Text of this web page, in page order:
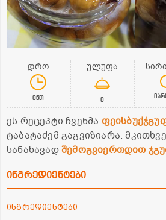
დრო
0წთ
ულუფა
0
ეს რეცეპტი ჩვენმა
ტაბატაძემ გაგვიზიარა.
სანახავადშემოგვიერთდით
ინგრედიენტები
ინგრედიენტები